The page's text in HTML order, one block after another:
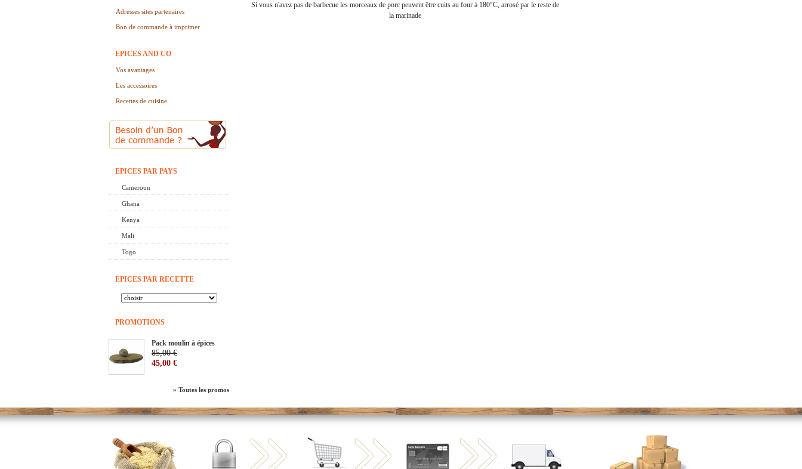
Adresses sites partenaires
Bon de commande à imprimer
EPICES AND CO
Vos avantages
Les accessoires
Recettes de cuisine
EPICES PAR PAYS
Cameroun
Ghana
Kenya
Mali
Togo
EPICES PAR RECETTE
PROMOTIONS
Pack moulin à épices
85,00 €
45,00 €
» Toutes les promos
Si vous n'avez pas de barbecue les morceaux de porc peuvent être cuits au four à 180°C, arrosé par le reste de
la marinade